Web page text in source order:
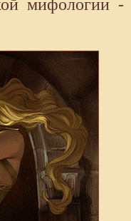
мифологии -